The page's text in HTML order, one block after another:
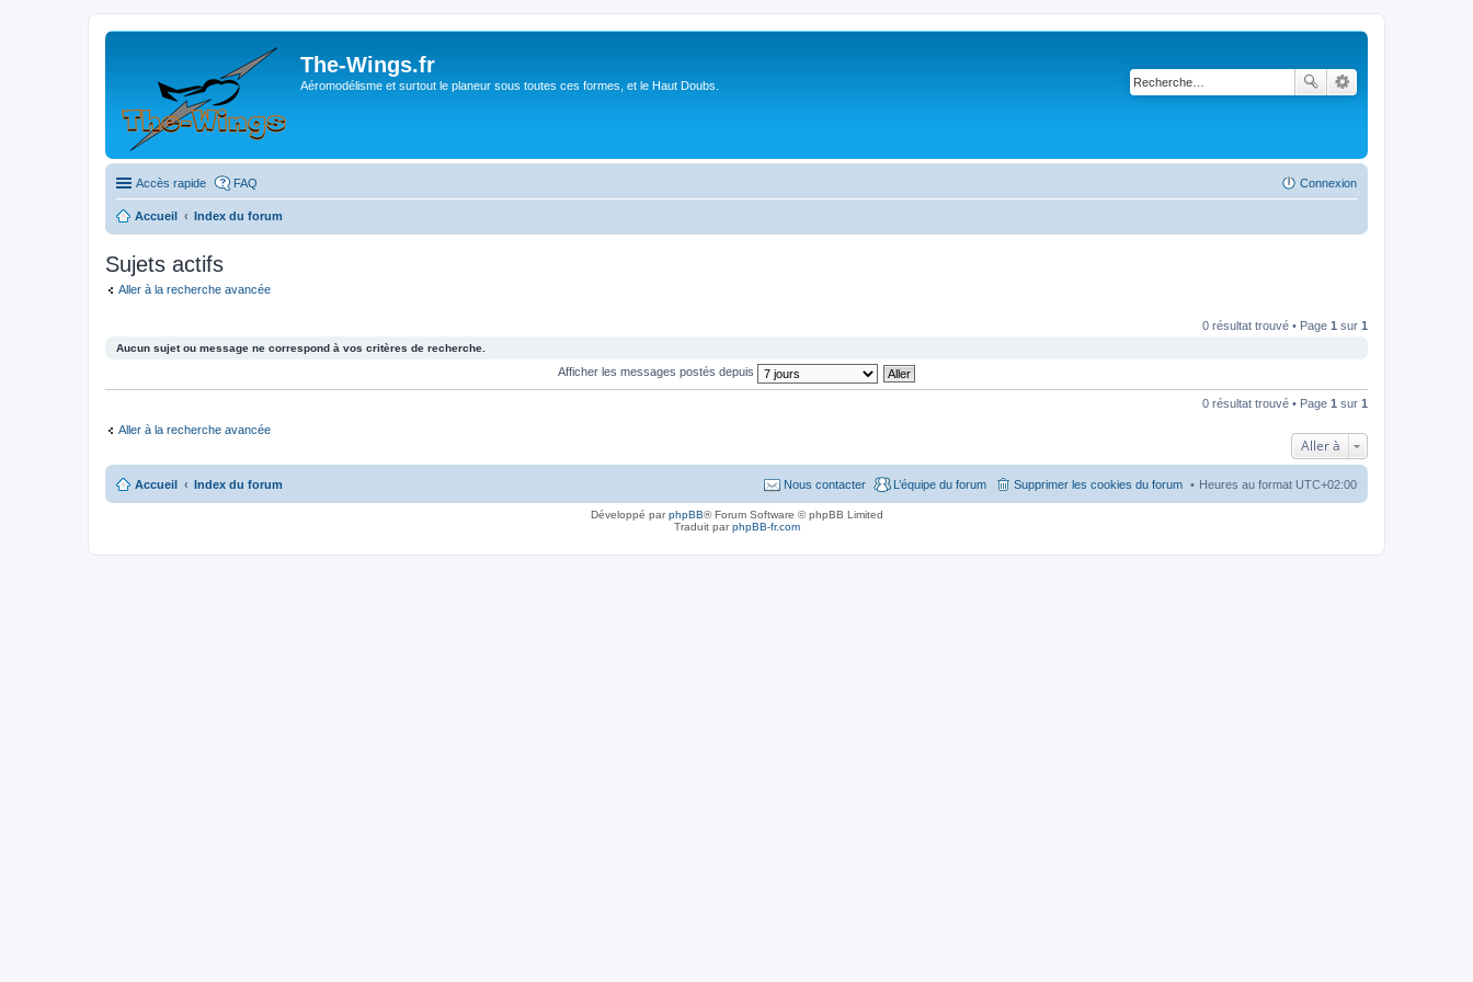
The-Wings.fr
Aéromodélisme et surtout le planeur sous toutes ces formes, et le Haut Doubs.
Accès rapide FAQ Connexion
Accueil Index du forum
Sujets actifs
Aller à la recherche avancée
0 résultat trouvé • Page 1 sur 1
Aucun sujet ou message ne correspond à vos critères de recherche.
Afficher les messages postés depuis
0 résultat trouvé • Page 1 sur 1
Aller à la recherche avancée
Aller à
Accueil Index du forum Heures au format UTC+02:00
Supprimer les cookies du forum
L’équipe du forum
Nous contacter
Développé parphpBB® Forum Software © phpBB Limited
Traduit parphpBB-fr.com